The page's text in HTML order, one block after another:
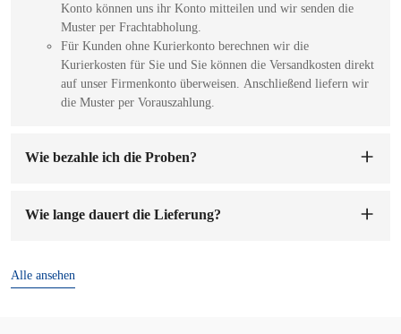
Konto können uns ihr Konto mitteilen und wir senden die
Muster per Frachtabholung.
Für Kunden ohne Kurierkonto berechnen wir die
Kurierkosten für Sie und Sie können die Versandkosten direkt
auf unser Firmenkonto überweisen. Anschließend liefern wir
die Muster per Vorauszahlung.
Wie bezahle ich die Proben?
anfertigen. Die Probenvorbereitung dauert 1-7 Werktage.
Wie lange dauert die Lieferung?
Alle ansehen